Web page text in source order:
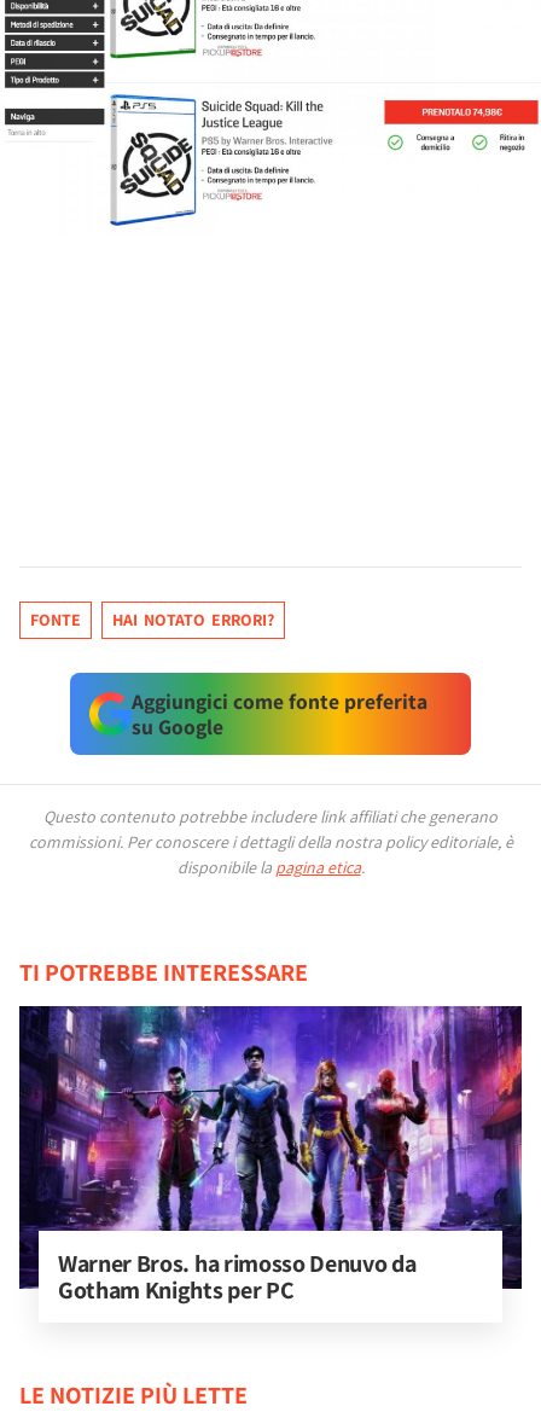
FONTE HAI NOTATO ERRORI?
Aggiungici come fonte preferita
su Google
Questo contenuto potrebbe includere link affiliati che generano
commissioni. Per conoscere i dettagli della nostra policy editoriale, è
disponibile la pagina etica.
TI POTREBBE INTERESSARE
Warner Bros. ha rimosso Denuvo da
Gotham Knights per PC
LE NOTIZIE PIÙ LETTE